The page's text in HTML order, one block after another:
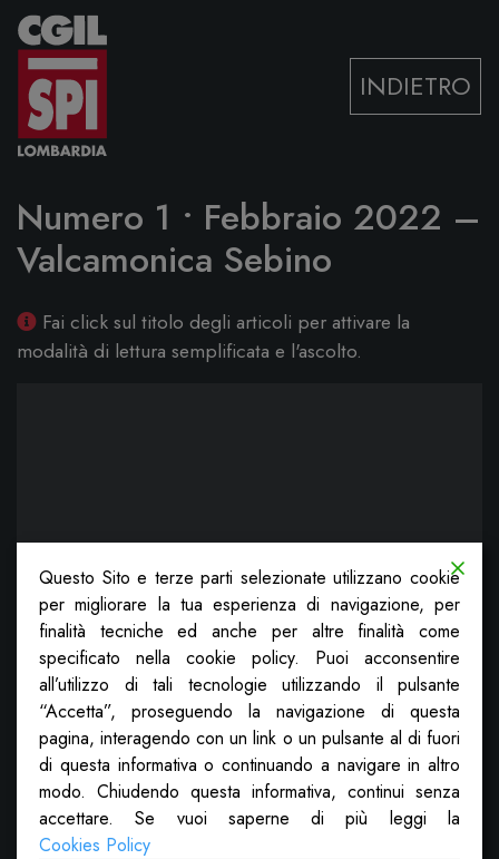
Vai al contenuto
INDIETRO
Numero 1 • Febbraio 2022 –
Valcamonica Sebino
Fai click sul titolo degli articoli per attivare la
modalità di lettura semplificata e l'ascolto.
Questo Sito e terze parti selezionate utilizzano cookie
per migliorare la tua esperienza di navigazione, per
finalità tecniche ed anche per altre finalità come
specificato nella cookie policy. Puoi acconsentire
all’utilizzo di tali tecnologie utilizzando il pulsante
“Accetta”, proseguendo la navigazione di questa
pagina, interagendo con un link o un pulsante al di fuori
di questa informativa o continuando a navigare in altro
modo. Chiudendo questa informativa, continui senza
accettare. Se vuoi saperne di più leggi la
Cookies Policy